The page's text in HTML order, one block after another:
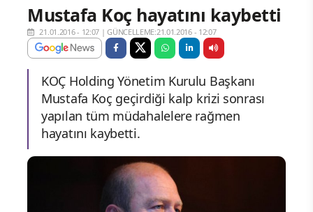
Mustafa Koç hayatını kaybetti
21.01.2016 - 12:07 |GÜNCELLEME:21.01.2016 - 12:07
KOÇ Holding Yönetim Kurulu Başkanı
Mustafa Koç geçirdiği kalp krizi sonrası
yapılan tüm müdahalelere rağmen
hayatını kaybetti.